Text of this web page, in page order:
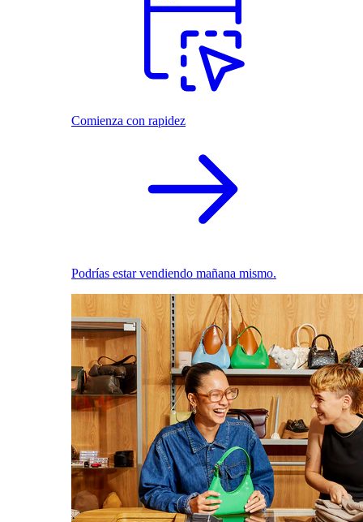
Comienza con rapidez
Podrías estar vendiendo mañana mismo.